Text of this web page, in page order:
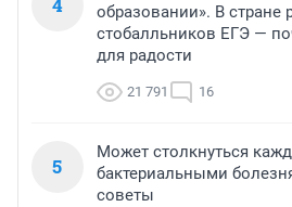
образовании». В стране
стобалльников ЕГЭ —
для радости
21 791 16
5
Может столкнуться
бактериальными
советы